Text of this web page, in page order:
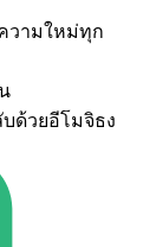
วามใหม่ทุก
ด้วยอีโมจิธง